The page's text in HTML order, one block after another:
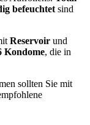
befeuchtet sind
Reservoir und
Kondome, die in
sollten Sie mit